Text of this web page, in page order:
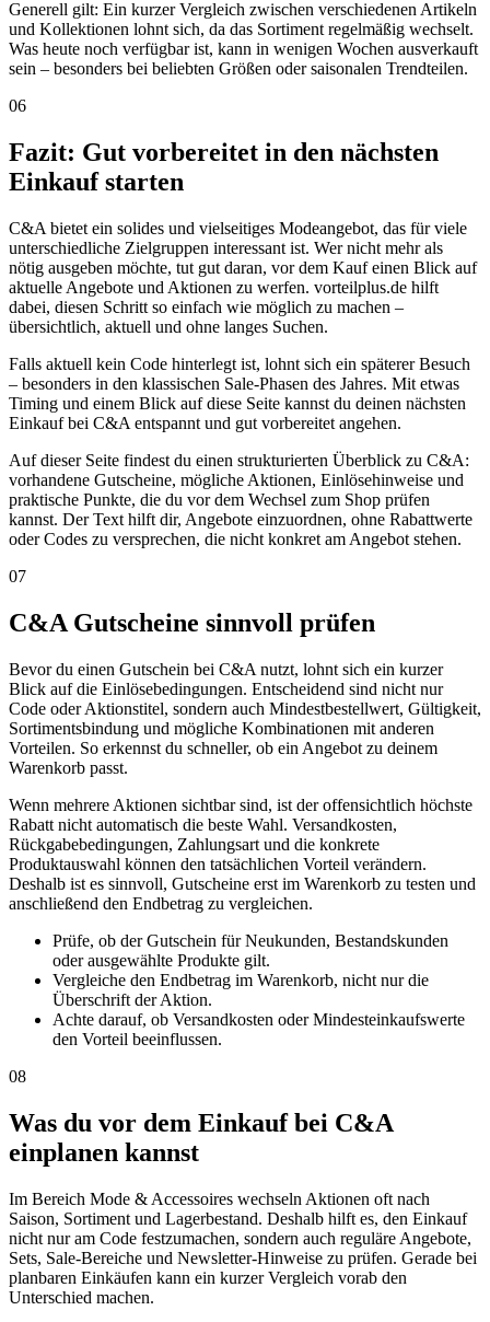
Generell gilt: Ein kurzer Vergleich zwischen verschiedenen Artikeln
und Kollektionen lohnt sich, da das Sortiment regelmäßig wechselt.
Was heute noch verfügbar ist, kann in wenigen Wochen ausverkauft
sein – besonders bei beliebten Größen oder saisonalen Trendteilen.
06
Fazit: Gut vorbereitet in den nächsten
Einkauf starten
C&A bietet ein solides und vielseitiges Modeangebot, das für viele
unterschiedliche Zielgruppen interessant ist. Wer nicht mehr als
nötig ausgeben möchte, tut gut daran, vor dem Kauf einen Blick auf
aktuelle Angebote und Aktionen zu werfen. vorteilplus.de hilft
dabei, diesen Schritt so einfach wie möglich zu machen –
übersichtlich, aktuell und ohne langes Suchen.
Falls aktuell kein Code hinterlegt ist, lohnt sich ein späterer Besuch
– besonders in den klassischen Sale-Phasen des Jahres. Mit etwas
Timing und einem Blick auf diese Seite kannst du deinen nächsten
Einkauf bei C&A entspannt und gut vorbereitet angehen.
Auf dieser Seite findest du einen strukturierten Überblick zu C&A:
vorhandene Gutscheine, mögliche Aktionen, Einlösehinweise und
praktische Punkte, die du vor dem Wechsel zum Shop prüfen
kannst. Der Text hilft dir, Angebote einzuordnen, ohne Rabattwerte
oder Codes zu versprechen, die nicht konkret am Angebot stehen.
07
C&A Gutscheine sinnvoll prüfen
Bevor du einen Gutschein bei C&A nutzt, lohnt sich ein kurzer
Blick auf die Einlösebedingungen. Entscheidend sind nicht nur
Code oder Aktionstitel, sondern auch Mindestbestellwert, Gültigkeit,
Sortimentsbindung und mögliche Kombinationen mit anderen
Vorteilen. So erkennst du schneller, ob ein Angebot zu deinem
Warenkorb passt.
Wenn mehrere Aktionen sichtbar sind, ist der offensichtlich höchste
Rabatt nicht automatisch die beste Wahl. Versandkosten,
Rückgabebedingungen, Zahlungsart und die konkrete
Produktauswahl können den tatsächlichen Vorteil verändern.
Deshalb ist es sinnvoll, Gutscheine erst im Warenkorb zu testen und
anschließend den Endbetrag zu vergleichen.
Prüfe, ob der Gutschein für Neukunden, Bestandskunden
oder ausgewählte Produkte gilt.
Vergleiche den Endbetrag im Warenkorb, nicht nur die
Überschrift der Aktion.
Achte darauf, ob Versandkosten oder Mindesteinkaufswerte
den Vorteil beeinflussen.
08
Was du vor dem Einkauf bei C&A
einplanen kannst
Im Bereich Mode & Accessoires wechseln Aktionen oft nach
Saison, Sortiment und Lagerbestand. Deshalb hilft es, den Einkauf
nicht nur am Code festzumachen, sondern auch reguläre Angebote,
Sets, Sale-Bereiche und Newsletter-Hinweise zu prüfen. Gerade bei
planbaren Einkäufen kann ein kurzer Vergleich vorab den
Unterschied machen.